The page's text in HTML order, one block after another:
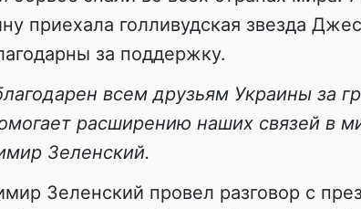
приехала голливудская звезда
за поддержку.
всем друзьям Украины за
расширению наших связей в
Зеленский.
Зеленский провел разговор с